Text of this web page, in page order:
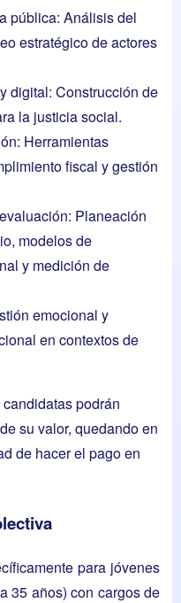
pública: Análisis del
estratégico de actores
digital: Construcción de
la justicia social.
Herramientas
fiscal y gestión
Planeación
modelos de
y medición de
emocional y
en contextos de
podrán
su valor, quedando en
de hacer el pago en
para jóvenes
35 años) con cargos de